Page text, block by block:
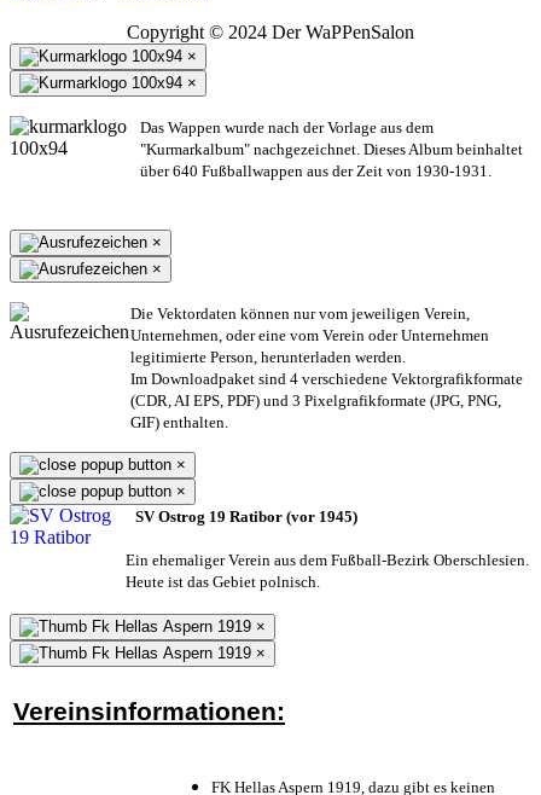
Copyright © 2024 Der WaPPenSalon
×
×
Das Wappen wurde nach der Vorlage aus dem
"Kurmarkalbum" nachgezeichnet. Dieses Album beinhaltet
über 640 Fußballwappen aus der Zeit von 1930-1931.
×
×
Die Vektordaten können nur vom jeweiligen Verein,
Unternehmen, oder eine vom Verein oder Unternehmen
legitimierte Person, herunterladen werden.
Im Downloadpaket sind 4 verschiedene Vektorgrafikformate
(CDR, AI EPS, PDF) und 3 Pixelgrafikformate (JPG, PNG,
GIF) enthalten.
×
×
SV Ostrog 19 Ratibor (vor 1945)
Ein ehemaliger Verein aus dem Fußball-Bezirk Oberschlesien.
Heute ist das Gebiet polnisch.
×
×
Vereinsinformationen:
FK Hellas Aspern 1919, dazu gibt es keinen